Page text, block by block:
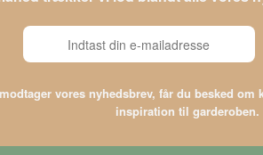
vores nyhedsbrev, får du besked om
inspiration til garderoben.